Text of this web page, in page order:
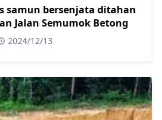
samun bersenjata ditahan
Jalan Semumok Betong
2024/12/13